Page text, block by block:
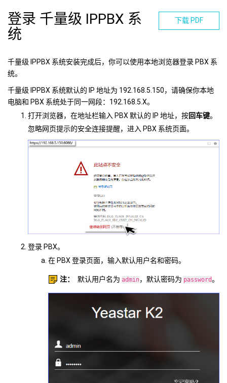
下载 PDF
登录 千量级 IPPBX 系
统
千量级 IPPBX 系统安装完成后，你可以使用本地浏览器登录 PBX 系
统。
千量级 IPPBX 系统默认的 IP 地址为 192.168.5.150，请确保你本地
电脑和 PBX 系统处于同一网段：192.168.5.X。
打开浏览器，在地址栏输入 PBX 默认的 IP 地址，按回车键。
忽略网页提示的安全连接提醒，进入 PBX 系统页面。
登录 PBX。
在 PBX 登录页面，输入默认用户名和密码。
注： 默认用户名为 admin，默认密码为 password。